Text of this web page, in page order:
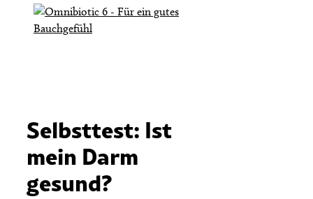
Selbsttest: Ist
mein Darm
gesund?